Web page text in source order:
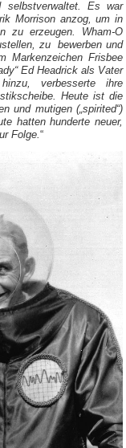
selbstverwaltet. Es war
Morrison anzog, um in
zu erzeugen. Wham-O
zu bewerben und
Markenzeichen Frisbee
Ed Headrick als Vater
verbesserte ihre
Heute ist die
und mutigen („spirited“)
hatten hunderte neuer,
Folge. “